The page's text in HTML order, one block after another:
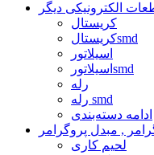
الکترونیکی دیگر
کریستال
کریستالsmd
اسیلاتور
اسیلاتورsmd
رله
رله smd
ادامه دسته‌بندی
, مبدل پروگرامر
لحیم کاری